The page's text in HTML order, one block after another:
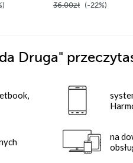
36.00zł (-22%)
Druga"
na